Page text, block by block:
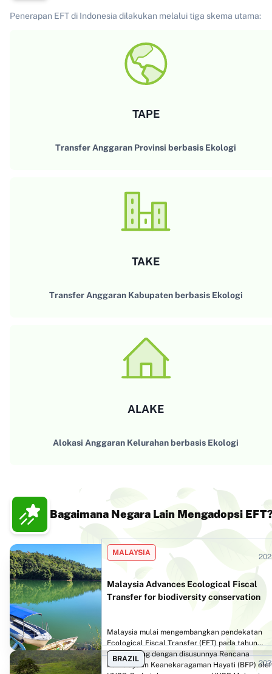
Penerapan EFT di Indonesia dilakukan melalui tiga skema utama:
TAPE
Transfer Anggaran Provinsi berbasis Ekologi
TAKE
Transfer Anggaran Kabupaten berbasis Ekologi
ALAKE
Alokasi Anggaran Kelurahan berbasis Ekologi
Bagaimana Negara Lain Mengadopsi
MALAYSIA
Malaysia Advances Ecological Fiscal
Transfer for biodiversity conservation
Malaysia mulai mengembangkan pendekatan
Ecological Fiscal Transfer (EFT) pada tahun
2018, seiring dengan disusunnya Rencana
Pembiayaan Keanekaragaman Hayati (BFP)
BRAZIL